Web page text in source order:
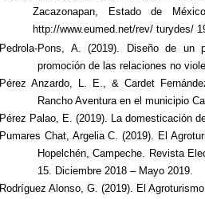
Zacazonapan, Estado de
http://www.eumed.net/rev/ turydes/
Pedrola-Pons, A. (2019). Diseño de un
promoción de las relaciones no
Pérez Anzardo, L. E., & Cardet
Rancho Aventura en el municipio
Pérez Palao, E. (2019). La domesticación
Pumares Chat, Argelia C. (2019). El
Hopelchén, Campeche. Revista
15. Diciembre 2018 – Mayo 2019.
Rodríguez Alonso, G. (2019). El